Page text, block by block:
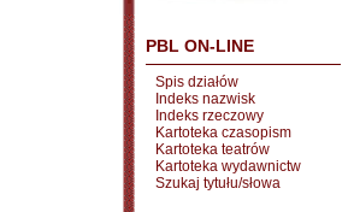
PBL ON-LINE
Spis działów
Indeks nazwisk
Indeks rzeczowy
Kartoteka czasopism
Kartoteka teatrów
Kartoteka wydawnictw
Szukaj tytułu/słowa